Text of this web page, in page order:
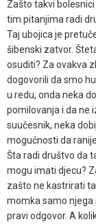
Zašto takvi
tim pitanjima radi
Taj ubojica je
šibenski zatvor.
osuditi? Za ovakva
dogovorili da smo
u redu, onda neka
pomilovanja i da ne
suučesnik, neka
mogućnosti da
Šta radi društvo da
mogu imati djecu?
zašto ne kastrirati
momka samo njega
pravi odgovor. A